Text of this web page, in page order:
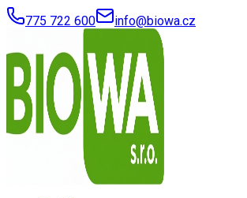
775 722 600 info@biowa.cz